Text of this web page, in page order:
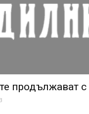
продължават с